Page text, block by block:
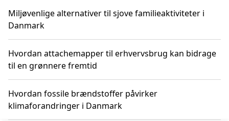
Miljøvenlige alternativer til sjove familieaktiviteter i
Danmark
Hvordan attachemapper til erhvervsbrug kan bidrage
til en grønnere fremtid
Hvordan fossile brændstoffer påvirker
klimaforandringer i Danmark